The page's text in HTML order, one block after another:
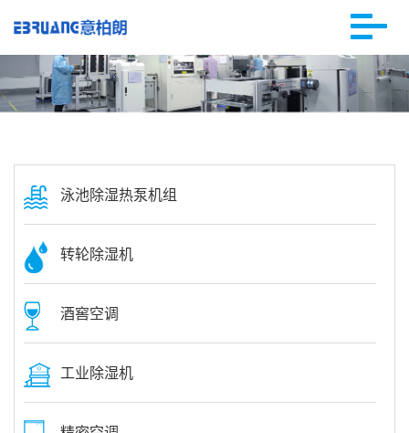
泳池除湿热泵机组
转轮除湿机
酒窖空调
工业除湿机